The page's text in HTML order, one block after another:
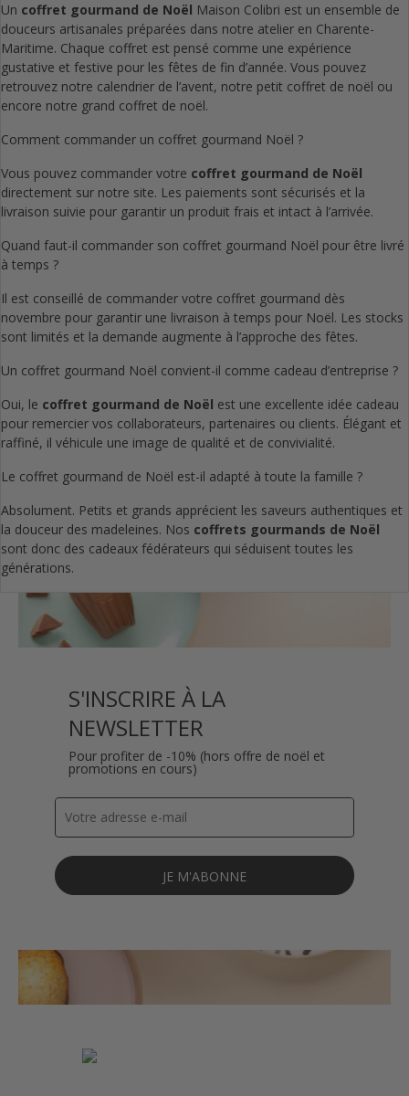
Un coffret gourmand de Noël Maison Colibri est un ensemble de
douceurs artisanales préparées dans notre atelier en Charente-
Maritime. Chaque coffret est pensé comme une expérience
gustative et festive pour les fêtes de fin d’année. Vous pouvez
retrouvez notre calendrier de l’avent, notre petit coffret de noël ou
encore notre grand coffret de noël.
Comment commander un coffret gourmand Noël ?
Vous pouvez commander votre coffret gourmand de Noël
directement sur notre site. Les paiements sont sécurisés et la
livraison suivie pour garantir un produit frais et intact à l’arrivée.
Quand faut-il commander son coffret gourmand Noël pour être livré
à temps ?
Il est conseillé de commander votre coffret gourmand dès
novembre pour garantir une livraison à temps pour Noël. Les stocks
sont limités et la demande augmente à l’approche des fêtes.
Un coffret gourmand Noël convient-il comme cadeau d’entreprise ?
Oui, le coffret gourmand de Noël est une excellente idée cadeau
pour remercier vos collaborateurs, partenaires ou clients. Élégant et
raffiné, il véhicule une image de qualité et de convivialité.
Le coffret gourmand de Noël est-il adapté à toute la famille ?
Absolument. Petits et grands apprécient les saveurs authentiques et
la douceur des madeleines. Nos coffrets gourmands de Noël
sont donc des cadeaux fédérateurs qui séduisent toutes les
générations.
S'INSCRIRE À LA
NEWSLETTER
Pour profiter de -10% (hors offre de noël et
promotions en cours)
JE M'ABONNE